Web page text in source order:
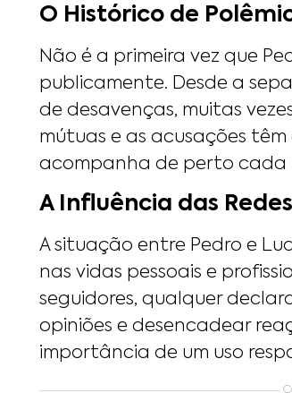
O Histórico de
Não é a primeira vez que
publicamente. Desde a
de desavenças, muitas
mútuas e as acusações
acompanha de perto cada
A Influência das
A situação entre Pedro e
nas vidas pessoais e
seguidores, qualquer
opiniões e desencadear
importância de um uso